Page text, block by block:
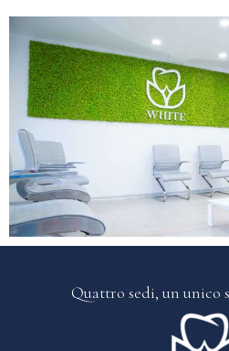
Quattro sedi, un unico